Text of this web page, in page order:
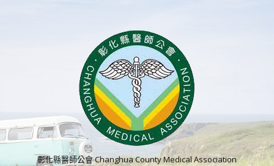
彰化縣醫師公會 Changhua County Medical Association